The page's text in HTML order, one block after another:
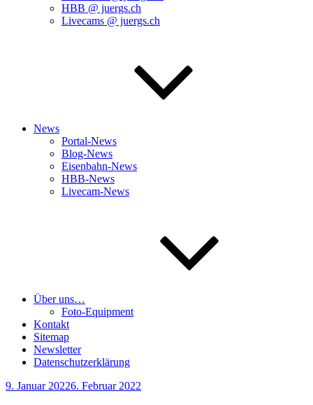
HBB @ juergs.ch
Livecams @ juergs.ch
News
Portal-News
Blog-News
Eisenbahn-News
HBB-News
Livecam-News
Über uns…
Foto-Equipment
Kontakt
Sitemap
Newsletter
Datenschutzerklärung
Veröffentlicht
9. Januar 20226. Februar 2022